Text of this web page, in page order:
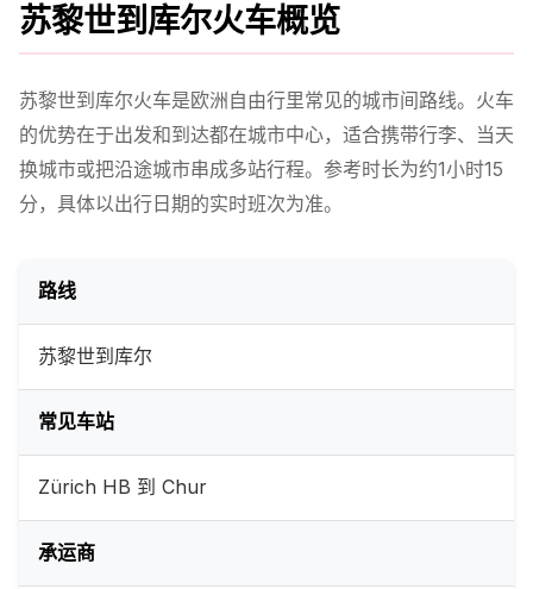
苏黎世到库尔火车概览
苏黎世到库尔火车是欧洲自由行里常见的城市间路线。火车
的优势在于出发和到达都在城市中心，适合携带行李、当天
换城市或把沿途城市串成多站行程。参考时长为约1小时15
分，具体以出行日期的实时班次为准。
路线
苏黎世到库尔
常见车站
Zürich HB 到 Chur
承运商